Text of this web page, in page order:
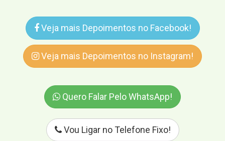
Veja mais Depoimentos no Facebook!
Veja mais Depoimentos no Instagram!
Quero Falar Pelo WhatsApp!
Vou Ligar no Telefone Fixo!